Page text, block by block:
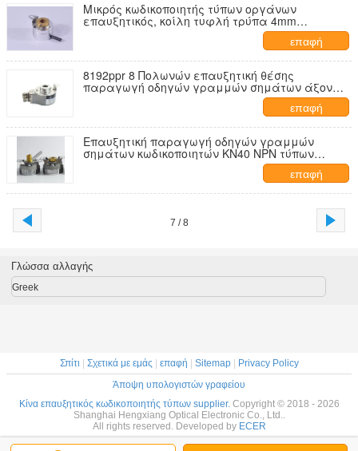
Μικρός κωδικοποιητής τύπων οργάνων
επαυξητικός, κοίλη τυφλή τρύπα 4mm
κωδικοποιητών K22 άξονων περιστροφική
επαφή
8192ppr 8 Πολωνών επαυξητική θέσης
παραγωγή οδηγών γραμμών σημάτων άξονων
επαφή
Επαυξητική παραγωγή οδηγών γραμμών
σημάτων κωδικοποιητών KN40 NPN τύπων
επαφή
7 / 8
Γλώσσα αλλαγής
Greek
Σπίτι Σχετικά με εμάς επαφή Sitemap|
Privacy Policy
Άποψη υπολογιστών γραφείου
Κίνα επαυξητικός κωδικοποιητής τύπων supplier. Copyright © 2018 - 2026
Shanghai Hengxiang Optical Electronic Co., Ltd..
All rights reserved. Developed by ECER